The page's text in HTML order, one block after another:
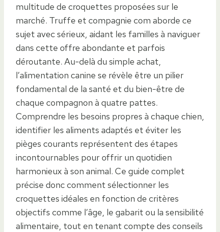
multitude de croquettes proposées sur le
marché. Truffe et compagnie com aborde ce
sujet avec sérieux, aidant les familles à naviguer
dans cette offre abondante et parfois
déroutante. Au-delà du simple achat,
l’alimentation canine se révèle être un pilier
fondamental de la santé et du bien-être de
chaque compagnon à quatre pattes.
Comprendre les besoins propres à chaque chien,
identifier les aliments adaptés et éviter les
pièges courants représentent des étapes
incontournables pour offrir un quotidien
harmonieux à son animal. Ce guide complet
précise donc comment sélectionner les
croquettes idéales en fonction de critères
objectifs comme l’âge, le gabarit ou la sensibilité
alimentaire, tout en tenant compte des conseils